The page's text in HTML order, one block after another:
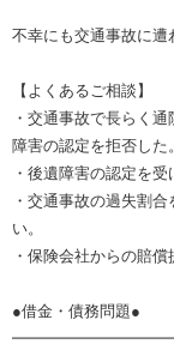
不幸にも交通事故に遭
【よくあるご相談】
・交通事故で長らく
障害の認定を拒否した。
・後遺障害の認定を
・交通事故の過失割
い。
・保険会社からの賠
●借金・債務問題●